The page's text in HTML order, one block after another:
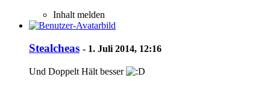
Inhalt melden
Stealcheas - 1. Juli 2014, 12:16
Und Doppelt Hält besser